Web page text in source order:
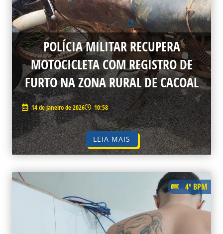
POLÍCIA MILITAR RECUPERA
MOTOCICLETA COM REGISTRO DE
FURTO NA ZONA RURAL DE CACOAL
14 de janeiro de 2026 10:58
LEIA MAIS
4º BPM